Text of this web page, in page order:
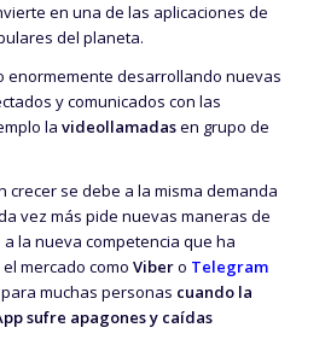
en una de las aplicaciones de
del planeta.
enormemente desarrollando nuevas
y comunicados con las
la videollamadasen grupo de
crecer se debe a la misma demanda
vez más pide nuevas maneras de
la nueva competencia que ha
mercado como Vibero Telegram
muchas personas cuando la
sufre apagones y caídas